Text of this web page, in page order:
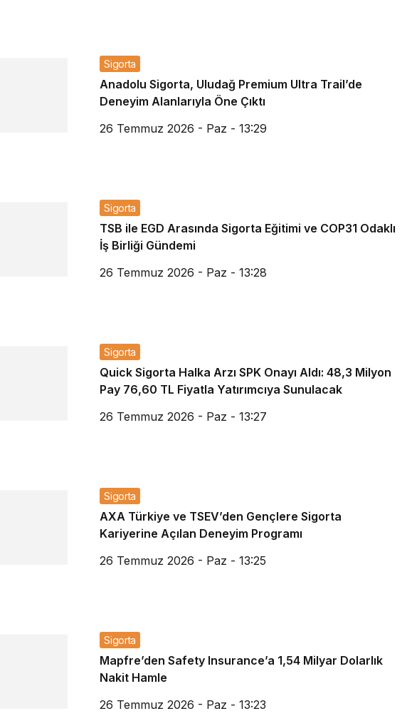
Sigorta
Anadolu Sigorta, Uludağ Premium Ultra Trail’de
Deneyim Alanlarıyla Öne Çıktı
26 Temmuz 2026 - Paz - 13:29
Sigorta
TSB ile EGD Arasında Sigorta Eğitimi ve COP31 Odaklı
İş Birliği Gündemi
26 Temmuz 2026 - Paz - 13:28
Sigorta
Quick Sigorta Halka Arzı SPK Onayı Aldı: 48,3 Milyon
Pay 76,60 TL Fiyatla Yatırımcıya Sunulacak
26 Temmuz 2026 - Paz - 13:27
Sigorta
AXA Türkiye ve TSEV’den Gençlere Sigorta
Kariyerine Açılan Deneyim Programı
26 Temmuz 2026 - Paz - 13:25
Sigorta
Mapfre’den Safety Insurance’a 1,54 Milyar Dolarlık
Nakit Hamle
26 Temmuz 2026 - Paz - 13:23